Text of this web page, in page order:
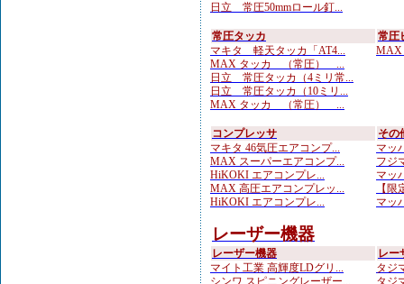
日立 常圧50mmロール釘...
常圧タッカ
マキタ 軽天タッカ「AT4...
MAX タッカ （常圧） ...
日立 常圧タッカ（4ミリ常...
日立 常圧タッカ（10ミリ...
MAX タッカ （常圧） ...
常圧
MAX
コンプレッサ
マキタ 46気圧エアコンプ...
MAX スーパーエアコンプ...
HiKOKI エアコンプレ...
MAX 高圧エアコンプレッ...
HiKOKI エアコンプレ...
その
マッ
フジ
マッ
【
マッ
レーザー機器
レーザー機器
マイト工業 高輝度LDグリ...
シンワ スピニングレーザー...
レー
タジ
タジ